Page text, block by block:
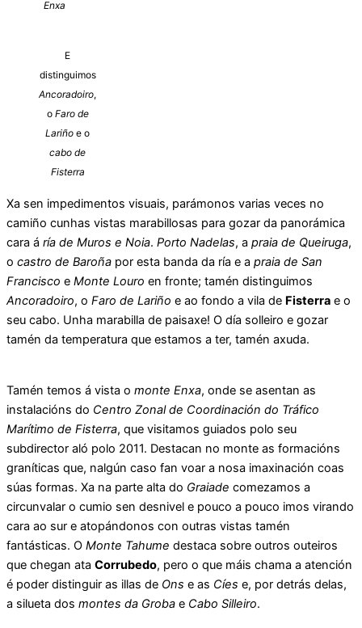
Enxa
E
distinguimos
Ancoradoiro,
o Faro de
Lariño e o
cabo de
Fisterra
Xa sen impedimentos visuais, parámonos varias veces no
camiño cunhas vistas marabillosas para gozar da panorámica
cara á ría de Muros e Noia. Porto Nadelas, a praia de Queiruga,
o castro de Baroña por esta banda da ría e a praia de San
Francisco e Monte Louro en fronte; tamén distinguimos
Ancoradoiro, o Faro de Lariño e ao fondo a vila de Fisterra e o
seu cabo. Unha marabilla de paisaxe! O día solleiro e gozar
tamén da temperatura que estamos a ter, tamén axuda.
Tamén temos á vista o monte Enxa, onde se asentan as
instalacións do Centro Zonal de Coordinación do Tráfico
Marítimo de Fisterra, que visitamos guiados polo seu
subdirector aló polo 2011. Destacan no monte as formacións
graníticas que, nalgún caso fan voar a nosa imaxinación coas
súas formas. Xa na parte alta do Graiade comezamos a
circunvalar o cumio sen desnivel e pouco a pouco imos virando
cara ao sur e atopándonos con outras vistas tamén
fantásticas. O Monte Tahume destaca sobre outros outeiros
que chegan ata Corrubedo, pero o que máis chama a atención
é poder distinguir as illas de Ons e as Cíes e, por detrás delas,
a silueta dos montes da Groba e Cabo Silleiro.